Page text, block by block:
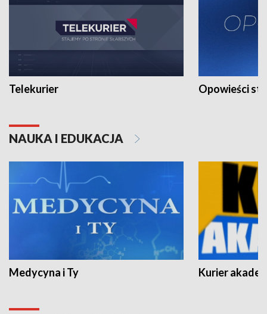
Telekurier Opowieści
NAUKA I EDUKACJA
Medycyna i Ty Kurier